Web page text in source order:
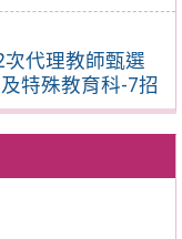
代理教師甄選
特殊教育科-7招